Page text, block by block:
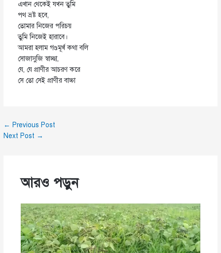
এখান থেকেই যখন তুমি
পথ ভ্রষ্ট হবে,
তোমার নিজের পরিচয়
তুমি নিজেই হারাবে।
আমরা হলাম গণ্ডমূর্খ কথা বলি
সোজাসুজি স্বাচ্ছা,
যে, যে প্রাণীর আচরণ করে
সে তো সেই প্রাণীর বাচ্চা
← Previous Post
Next Post →
আরও পড়ুন